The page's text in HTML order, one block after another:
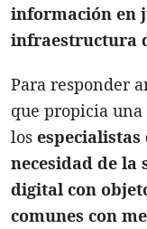
información en
infraestructura
Para responder
que propicia
los
necesidad de
digital con
comunes con